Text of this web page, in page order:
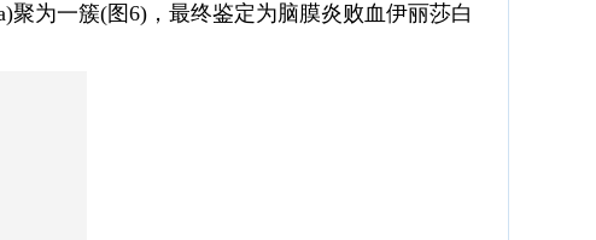
聚为一簇(图6)，最终鉴定为脑膜炎败血伊丽莎白